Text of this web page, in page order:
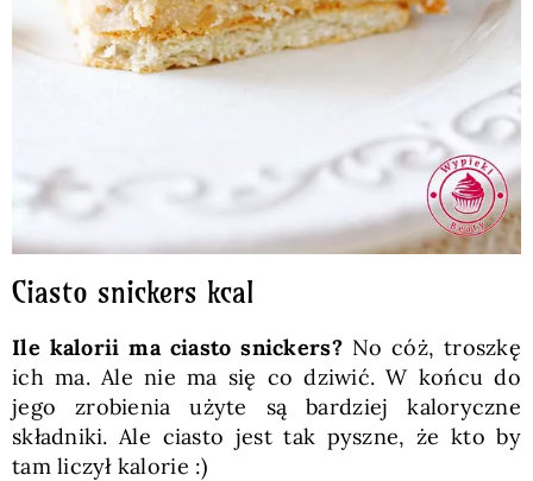
Ciasto snickers kcal
Ile kalorii ma ciasto snickers?No cóż, troszkę
ich ma. Ale nie ma się co dziwić. W końcu do
jego zrobienia użyte są bardziej kaloryczne
składniki. Ale ciasto jest tak pyszne, że kto by
tam liczył kalorie :)